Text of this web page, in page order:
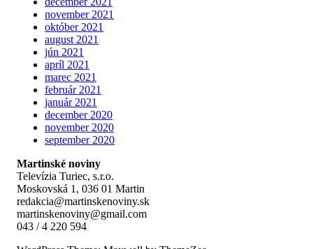
november 2021
október 2021
august 2021
jún 2021
apríl 2021
marec 2021
február 2021
január 2021
december 2020
november 2020
september 2020
Martinské noviny
Televízia Turiec, s.r.o.
Moskovská 1, 036 01 Martin
redakcia@martinskenoviny.sk
martinskenoviny@gmail.com
043 / 4 220 594